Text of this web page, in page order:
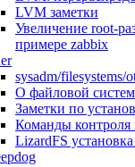
LVM заметки
Увеличение root-
примере zabbix
sysadm/filesystems/
О файловой
Заметки по
Команды контроля
LizardFS